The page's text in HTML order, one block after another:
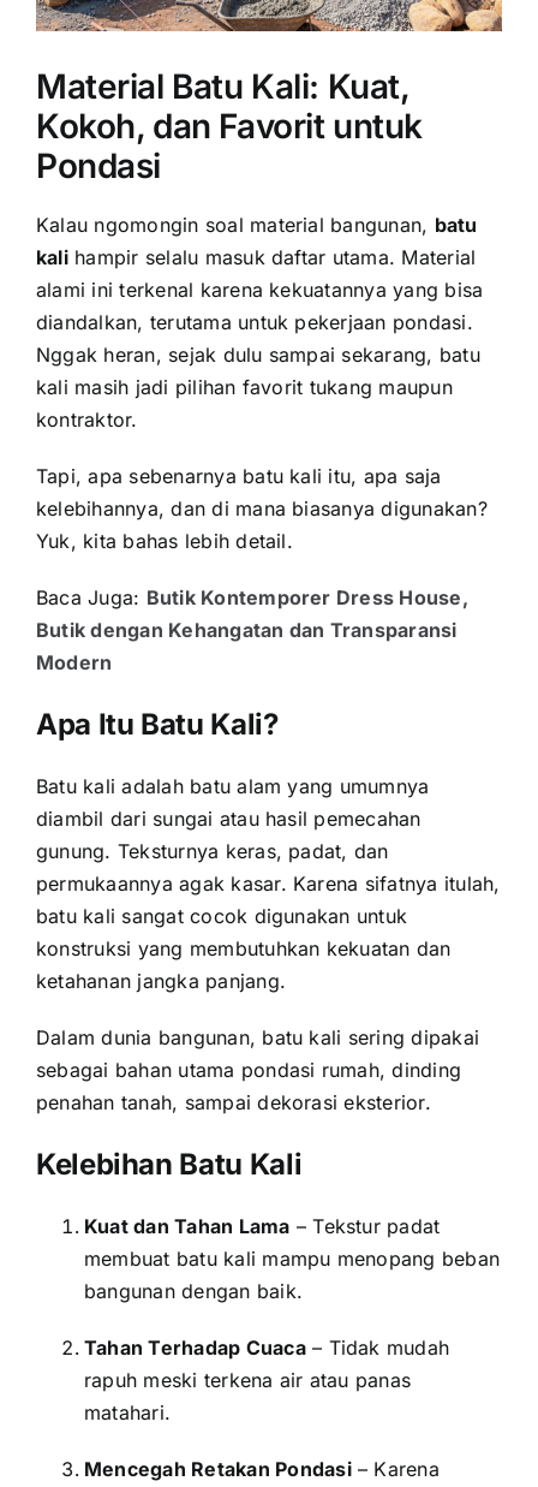
Material Batu Kali: Kuat,
Kokoh, dan Favorit untuk
Pondasi
Kalau ngomongin soal material bangunan, batu
kalihampir selalu masuk daftar utama. Material
alami ini terkenal karena kekuatannya yang bisa
diandalkan, terutama untuk pekerjaan pondasi.
Nggak heran, sejak dulu sampai sekarang, batu
kali masih jadi pilihan favorit tukang maupun
kontraktor.
Tapi, apa sebenarnya batu kali itu, apa saja
kelebihannya, dan di mana biasanya digunakan?
Yuk, kita bahas lebih detail.
Baca Juga: Butik Kontemporer Dress House,
Butik dengan Kehangatan dan Transparansi
Modern
Apa Itu Batu Kali?
Batu kali adalah batu alam yang umumnya
diambil dari sungai atau hasil pemecahan
gunung. Teksturnya keras, padat, dan
permukaannya agak kasar. Karena sifatnya itulah,
batu kali sangat cocok digunakan untuk
konstruksi yang membutuhkan kekuatan dan
ketahanan jangka panjang.
Dalam dunia bangunan, batu kali sering dipakai
sebagai bahan utama pondasi rumah, dinding
penahan tanah, sampai dekorasi eksterior.
Kelebihan Batu Kali
Kuat dan Tahan Lama – Tekstur padat
membuat batu kali mampu menopang beban
bangunan dengan baik.
Tahan Terhadap Cuaca– Tidak mudah
rapuh meski terkena air atau panas
matahari.
Mencegah Retakan Pondasi– Karena